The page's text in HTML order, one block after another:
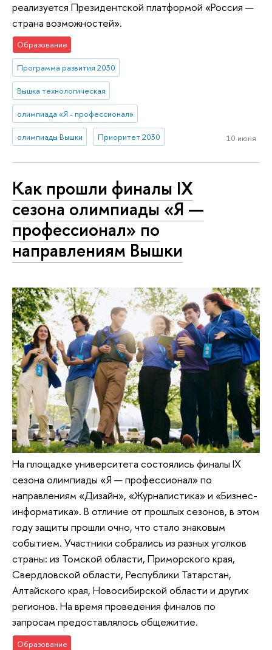
реализуется Президентской платформой «Россия —
страна возможностей».
Образование
Программа развития 2030
Вышка технологическая
олимпиада «Я - профессионал»
олимпиады Вышки Приоритет 2030 10 июня
Как прошли финалы IX
сезона олимпиады «Я —
профессионал» по
направлениям Вышки
На площадке университета состоялись финалы IX
сезона олимпиады «Я — профессионал» по
направлениям «Дизайн», «Журналистика» и «Бизнес-
информатика». В отличие от прошлых сезонов, в этом
году защиты прошли очно, что стало знаковым
событием. Участники собрались из разных уголков
страны: из Томской области, Приморского края,
Свердловской области, Республики Татарстан,
Алтайского края, Новосибирской области и других
регионов. На время проведения финалов по
запросам предоставлялось общежитие.
Образование